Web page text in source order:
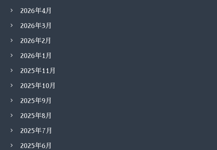
2026年4月
2026年3月
2026年2月
2026年1月
2025年11月
2025年10月
2025年9月
2025年8月
2025年7月
2025年6月